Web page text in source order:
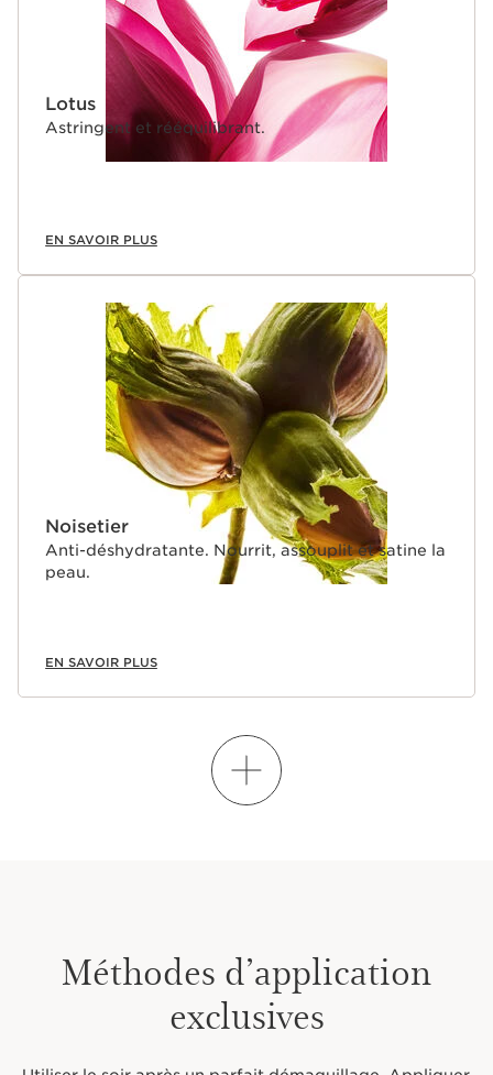
Lotus
Astringent et rééquilibrant.
EN SAVOIR PLUS
Noisetier
Anti-déshydratante. Nourrit, assouplit et satine la
peau.
EN SAVOIR PLUS
APPRENEZ À MÉLANGER
Méthodes d’application
exclusives